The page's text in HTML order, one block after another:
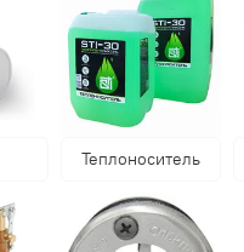
Теплоноситель